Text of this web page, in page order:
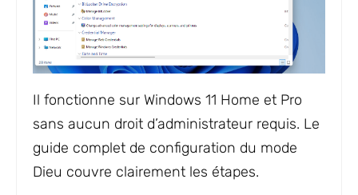
Il fonctionne sur Windows 11 Home et Pro
sans aucun droit d’administrateur requis. Le
guide complet de configuration du mode
Dieu couvre clairement les étapes.